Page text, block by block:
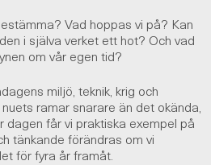
Vad hoppas vi på? Kan
i själva verket ett hot? Och vad
om vår egen tid?
miljö, teknik, krig och
ramar snarare än det okända,
dagen får vi praktiska exempel på
tänkande förändras om vi
för fyra år framåt.